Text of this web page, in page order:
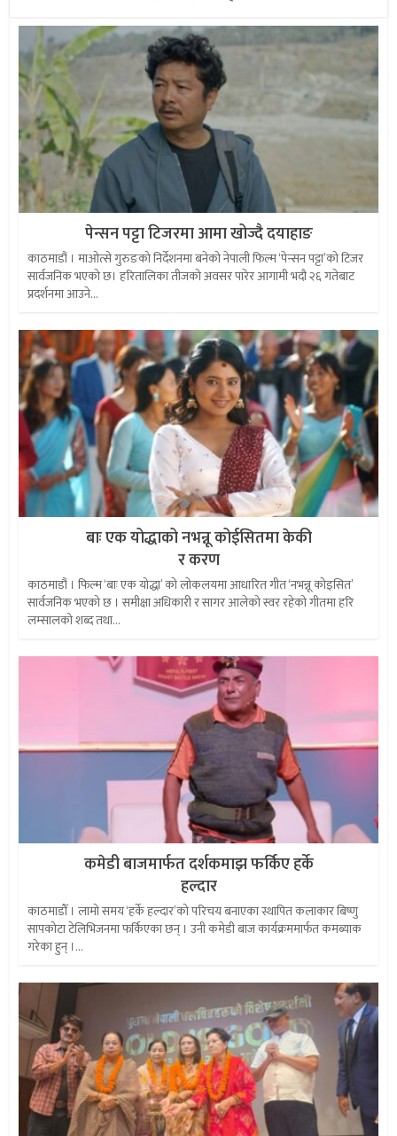
पेन्सन पट्टा टिजरमा आमा खोज्दै दयाहाङ
काठमाडौं । माओत्से गुरुङको निर्देशनमा बनेको नेपाली फिल्म ‘पेन्सन पट्टा’को टिजर
सार्वजनिक भएको छ। हरितालिका तीजको अवसर पारेर आगामी भदौ २६ गतेबाट
प्रदर्शनमा आउने...
बाः एक योद्धाको नभन्नू कोईसितमा केकी
र करण
काठमाडौं । फिल्म ‘बाः एक योद्धा’ को लोकलयमा आधारित गीत ‘नभन्नू कोइसित’
सार्वजनिक भएको छ । समीक्षा अधिकारी र सागर आलेको स्वर रहेको गीतमा हरि
लम्सालको शब्द तथा...
कमेडी बाजमार्फत दर्शकमाझ फर्किए हर्के
हल्दार
काठमाडौँ । लामो समय ‘हर्के हल्दार’को परिचय बनाएका स्थापित कलाकार बिष्णु
सापकोटा टेलिभिजनमा फर्किएका छन् । उनी कमेडी बाज कार्यक्रममार्फत कमब्याक
गरेका हुन् ।...